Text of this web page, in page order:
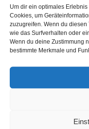
Um dir ein optimales
Cookies, um
zuzugreifen. Wenn du
wie das Surfverhalten oder
Wenn du deine Zustimmung
bestimmte Merkmale und
DUO
•
• Anschluss von
• Vielfältige
Vibration,